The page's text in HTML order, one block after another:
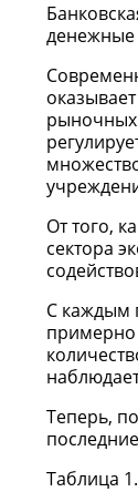
денежные
рыночных
От того,
сектора
С каждым
примерно
Теперь,
Таблица